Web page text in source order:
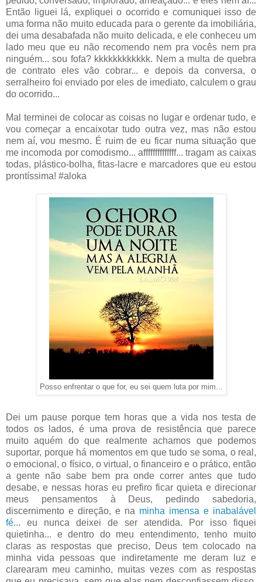
Então liguei lá, expliquei o ocorrido e comuniquei isso de
uma forma não muito educada para o gerente da imobiliária,
dei uma desabafada não muito delicada, e ele conheceu um
lado meu que eu não recomendo nem pra vocês nem pra
ninguém... sou fofa? kkkkkkkkkkkk. Nem a multa de quebra
de contrato eles vão cobrar... e depois da conversa, o
serralheiro foi enviado por eles de imediato, calculem o grau
do ocorrido...
Mal terminei de colocar as coisas no lugar e ordenar tudo, e
vou começar a encaixotar tudo outra vez, mas não estou
nem aí, vou mesmo. É ruim de eu ficar numa situação que
me incomoda por comodismo... affffffffffffff... tragam as caixas
todas, plástico-bolha, fitas-lacre e marcadores que eu estou
prontíssima! #aloka
Posso enfrentar o que for, eu sei quem luta por mim...
Dei um pause porque tem horas que a vida nos testa de
todos os lados, é uma prova de resistência que parece
muito aquém do que realmente achamos que podemos
suportar, porque há momentos em que tudo se soma, o real,
o emocional, o físico, o virtual, o financeiro e o prático, então
a gente não sabe bem pra onde correr antes que tudo
desabe, e nessas horas eu prefiro ficar quieta e direcionar
meus pensamentos à Deus, pedindo sabedoria,
discernimento e direção, e na minha imensa e inabalável
fé... eu nunca deixei de ser atendida. Por isso fiquei
quietinha... e dentro do meu entendimento, tenho muito
claras as respostas que preciso, Deus tem colocado na
minha vida pessoas que indiretamente me deram luz e
clarearam meu caminho, muitas vezes com as respostas